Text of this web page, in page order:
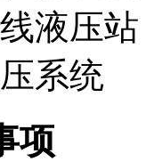
液压站
系统
项